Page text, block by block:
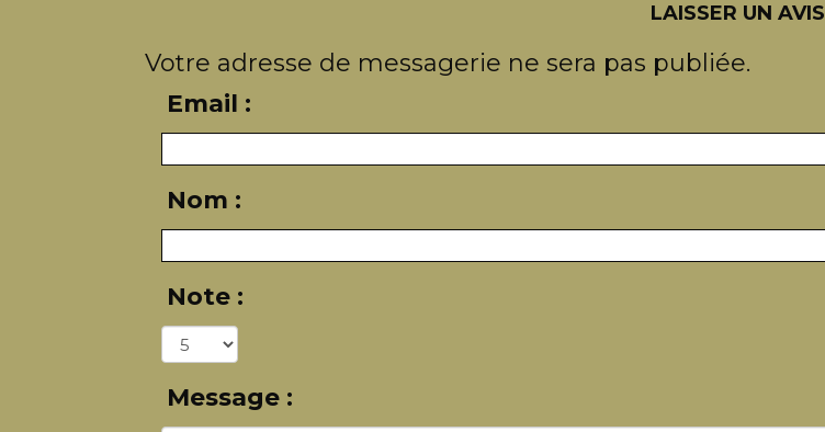
LAISSER UN AVIS
Votre adresse de messagerie ne sera pas publiée.
Email :
Nom :
Note :
Message :